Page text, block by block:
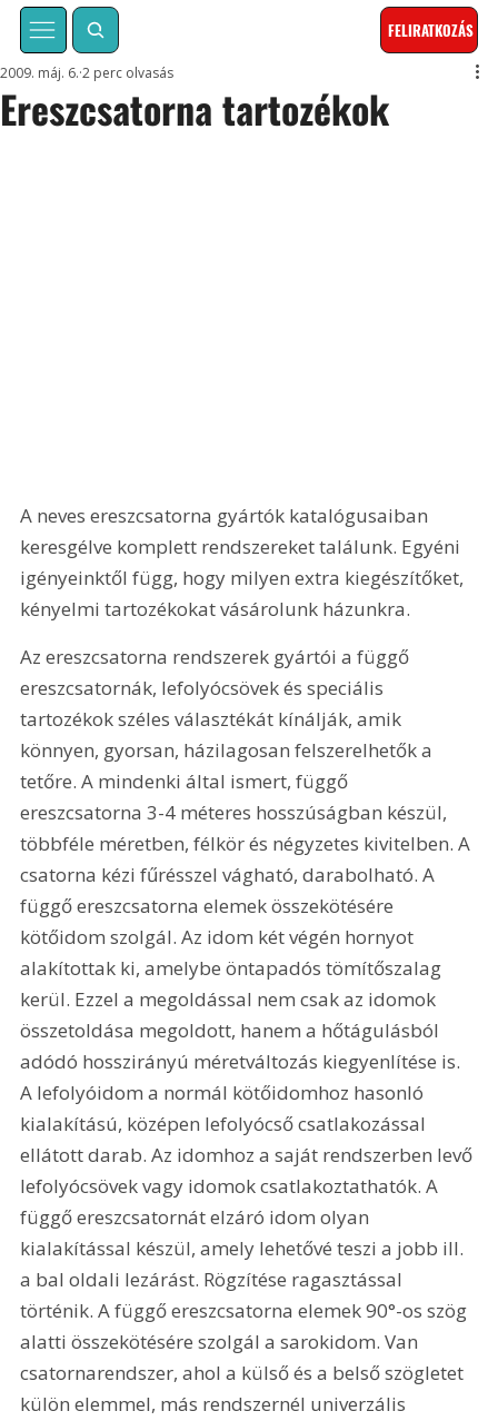
FELIRATKOZÁS
Ereszcsatorna tartozékok
2009. máj. 6. 2 perc olvasás
A neves ereszcsatorna gyártók katalógusaiban
keresgélve komplett rendszereket találunk. Egyéni
igényeinktől függ, hogy milyen extra kiegészítőket,
kényelmi tartozékokat vásárolunk házunkra.
Az ereszcsatorna rendszerek gyártói a függő
ereszcsatornák, lefolyócsövek és speciális
tartozékok széles választékát kínálják, amik
könnyen, gyorsan, házilagosan felszerelhetők a
tetőre. A mindenki által ismert, függő
ereszcsatorna 3-4 méteres hosszúságban készül,
többféle méretben, félkör és négyzetes kivitelben. A
csatorna kézi fűrésszel vágható, darabolható. A
függő ereszcsatorna elemek összekötésére
kötőidom szolgál. Az idom két végén hornyot
alakítottak ki, amelybe öntapadós tömítőszalag
kerül. Ezzel a megoldással nem csak az idomok
összetoldása megoldott, hanem a hőtágulásból
adódó hosszirányú méretváltozás kiegyenlítése is.
A lefolyóidom a normál kötőidomhoz hasonló
kialakítású, középen lefolyócső csatlakozással
ellátott darab. Az idomhoz a saját rendszerben levő
lefolyócsövek vagy idomok csatlakoztathatók. A
függő ereszcsatornát elzáró idom olyan
kialakítással készül, amely lehetővé teszi a jobb ill.
a bal oldali lezárást. Rögzítése ragasztással
történik. A függő ereszcsatorna elemek 90°-os szög
alatti összekötésére szolgál a sarokidom. Van
csatornarendszer, ahol a külső és a belső szögletet
külön elemmel, más rendszernél univerzális